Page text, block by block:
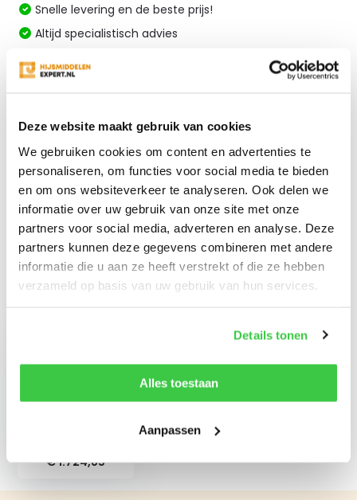
Deze website maakt gebruik van cookies
We gebruiken cookies om content en advertenties te
personaliseren, om functies voor social media te bieden
en om ons websiteverkeer te analyseren. Ook delen we
informatie over uw gebruik van onze site met onze
partners voor social media, adverteren en analyse. Deze
partners kunnen deze gegevens combineren met andere
informatie die u aan ze heeft verstrekt of die ze hebben
verzameld op basis van uw gebruik van hun services.
Details tonen
Alles toestaan
Aanpassen
Snelle levering en de beste prijs!
Altijd specialistisch advies
Vergelijk
Reviews
Delen
€ 1.724,85